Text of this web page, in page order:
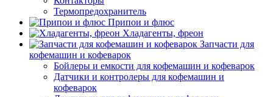
Термопредохранитель
Припои и флюс
Хладагенты, фреон
Запчасти для
кофемашин и кофеварок
Бойлеры и емкости для кофемашин и кофеварок
Датчики и контролеры для кофемашин и
кофеварок